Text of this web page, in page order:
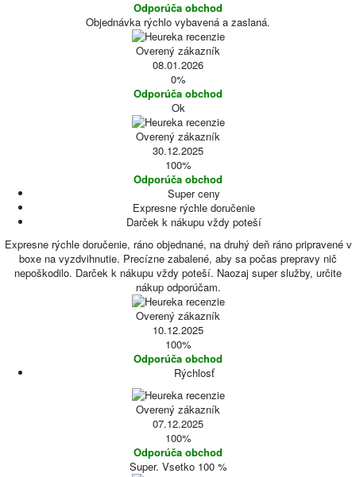
Odporúča obchod
Objednávka rýchlo vybavená a zaslaná.
Overený zákazník
08.01.2026
0%
Odporúča obchod
Ok
Overený zákazník
30.12.2025
100%
Odporúča obchod
Super ceny
Expresne rýchle doručenie
Darček k nákupu vždy poteší
Expresne rýchle doručenie, ráno objednané, na druhý deň ráno pripravené v
boxe na vyzdvihnutie. Precízne zabalené, aby sa počas prepravy nič
nepoškodilo. Darček k nákupu vždy poteší. Naozaj super služby, určite
nákup odporúčam.
Overený zákazník
10.12.2025
100%
Odporúča obchod
Rýchlosť
Overený zákazník
07.12.2025
100%
Odporúča obchod
Super. Vsetko 100 %